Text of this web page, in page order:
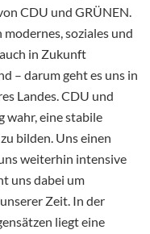
CDU und GRÜNEN.
soziales und
in Zukunft
– darum geht es uns in
Landes. CDU und
wahr, eine stabile
bilden. Uns einen
weiterhin intensive
uns dabei um
Zeit. In der
liegt eine